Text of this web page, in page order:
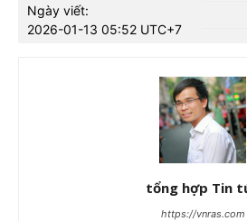
Ngày viết:
2026-01-13 05:52 UTC+7
tổng hợp Tin
https://vnras.com